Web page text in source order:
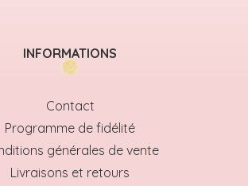
INFORMATIONS
Contact
Programme de fidélité
générales de vente
Livraisons et retours